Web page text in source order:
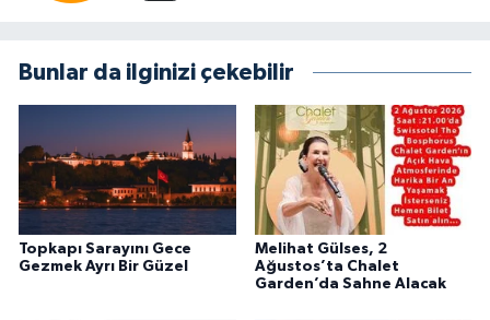
Bunlar da ilginizi çekebilir
Topkapı Sarayını Gece
Gezmek Ayrı Bir Güzel
Melihat Gülses, 2
Ağustos’ta Chalet
Garden’da Sahne Alacak